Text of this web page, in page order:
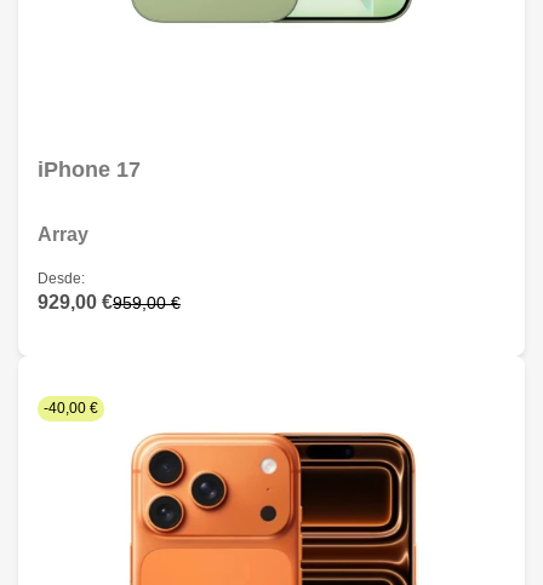
iPhone 17
Array
Desde:
929,00 €959,00 €
-40,00 €